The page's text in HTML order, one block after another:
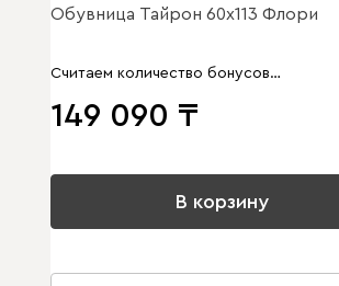
Обувница Тайрон 60x113 Флори ​
Считаем количество бонусов…
149 090
В корзину